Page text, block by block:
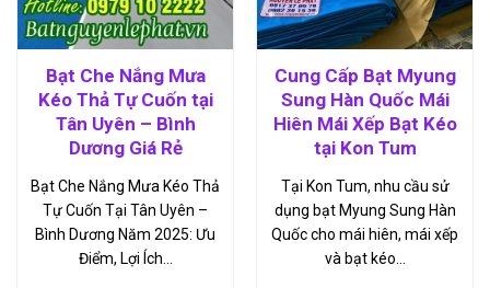
Bạt Che Nắng Mưa
Kéo Thả Tự Cuốn tại
Tân Uyên – Bình
Dương Giá Rẻ
Bạt Che Nắng Mưa Kéo Thả
Tự Cuốn Tại Tân Uyên –
Bình Dương Năm 2025: Ưu
Điểm, Lợi Ích…
Cung Cấp Bạt Myung
Sung Hàn Quốc Mái
Hiên Mái Xếp Bạt Kéo
tại Kon Tum
Tại Kon Tum, nhu cầu sử
dụng bạt Myung Sung Hàn
Quốc cho mái hiên, mái xếp
và bạt kéo…